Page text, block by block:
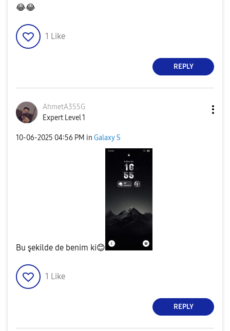
😂😂
1 Like
REPLY
AhmetA355G
Expert Level 1
‎10-06-2025 04:56 PM in Galaxy S
Bu şekilde de benim ki😊
1 Like
REPLY